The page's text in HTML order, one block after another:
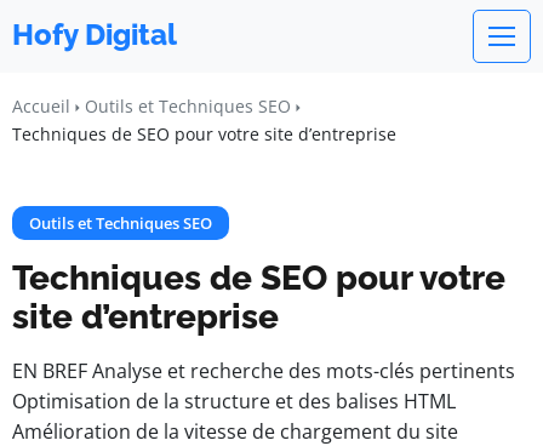
Hofy Digital
Accueil
Outils et Techniques SEO
Techniques de SEO pour votre site d’entreprise
Outils et Techniques SEO
Techniques de SEO pour votre
site d’entreprise
EN BREF Analyse et recherche des mots-clés pertinents
Optimisation de la structure et des balises HTML
Amélioration de la vitesse de chargement du site